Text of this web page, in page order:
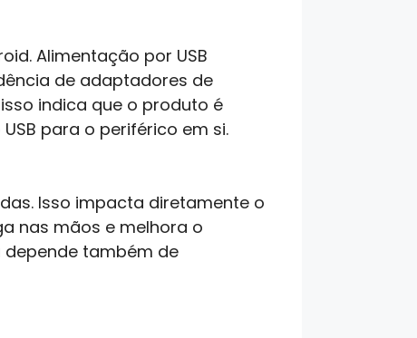
Alimentação por USB
de adaptadores de
indica que o produto é
para o periférico em si.
Isso impacta diretamente o
nas mãos e melhora o
também de